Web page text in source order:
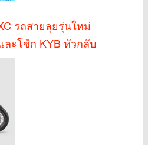
รถสายลุยรุ่นใหม่
ละโช้ก KYB หัวกลับ